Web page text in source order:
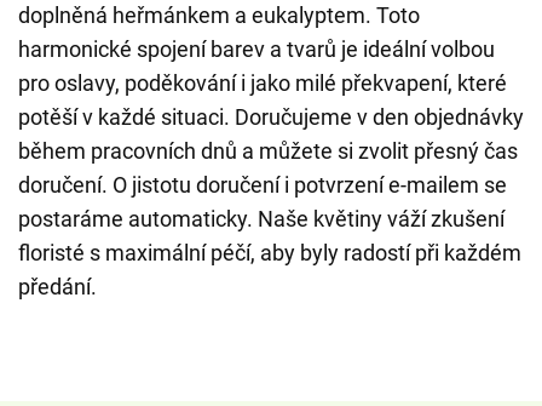
doplněná heřmánkem a eukalyptem. Toto
harmonické spojení barev a tvarů je ideální volbou
pro oslavy, poděkování i jako milé překvapení, které
potěší v každé situaci. Doručujeme v den objednávky
během pracovních dnů a můžete si zvolit přesný čas
doručení. O jistotu doručení i potvrzení e-mailem se
postaráme automaticky. Naše květiny váží zkušení
floristé s maximální péčí, aby byly radostí při každém
předání.